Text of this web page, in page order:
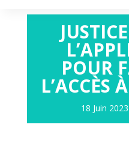
POUR
L’ACCÈS
18 Juin 2023